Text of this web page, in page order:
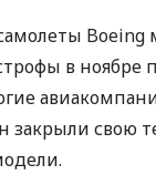
Boeing
в ноябре
закрыли свою